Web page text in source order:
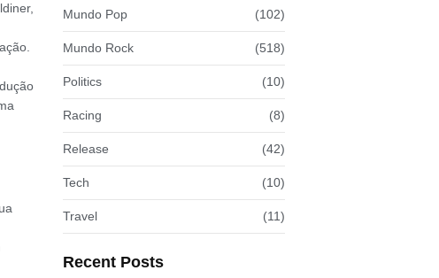
Mundo Pop (102)
Mundo Rock (518)
Politics (10)
Racing (8)
Release (42)
Tech (10)
Travel (11)
Recent Posts